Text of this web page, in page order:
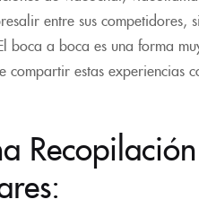
entre sus
boca a boca es una forma
compartir estas